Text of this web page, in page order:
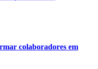
colaboradores em